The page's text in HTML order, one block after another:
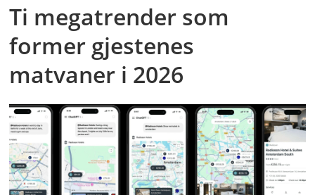
Ti megatrender som
former gjestenes
matvaner i 2026